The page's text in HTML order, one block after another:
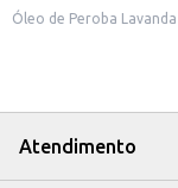
Óleo de Peroba Lavanda
Atendimento